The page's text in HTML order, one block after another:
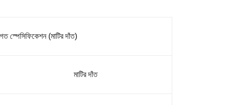
স্পেসিফিকেশন (মাটির দাঁত)
মাটির দাঁত